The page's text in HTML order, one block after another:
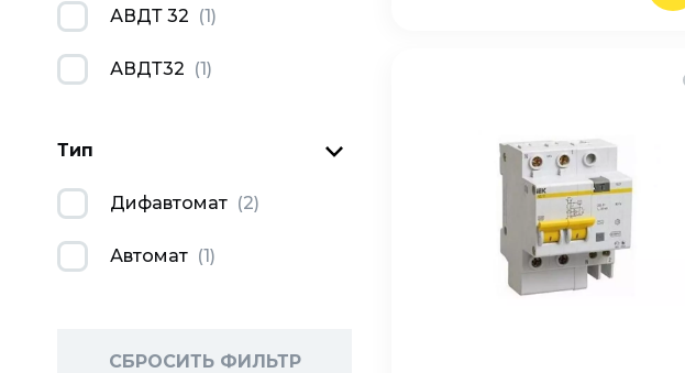
АВДТ 32 (1)
АВДТ32 (1)
Тип
Дифавтомат (2)
Автомат (1)
СБРОСИТЬ ФИЛЬТР